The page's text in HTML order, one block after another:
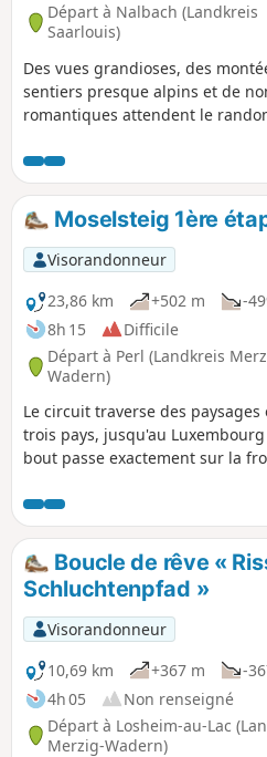
Départ à Nalbach (Landkreis
Saarlouis)
Des vues grandioses, des
sentiers presque alpins et de
romantiques attendent le
Moselsteig 1ère
Visorandonneur
23,86 km
+502 m
-
8h 15
Difficile
Départ à Perl (Landkreis
Wadern)
Le circuit traverse des
trois pays, jusqu'au
bout passe exactement sur la
Allemagne et le pied droit en
constamment et offre, outre la
de vignes, des forêts rustiques
Saargau.Boucle de rêve «
Schluchtenpfad »
Visorandonneur
10,69 km
+367 m
-
4h 05
Non renseigné
Départ à Losheim-au-Lac
Merzig-Wadern)